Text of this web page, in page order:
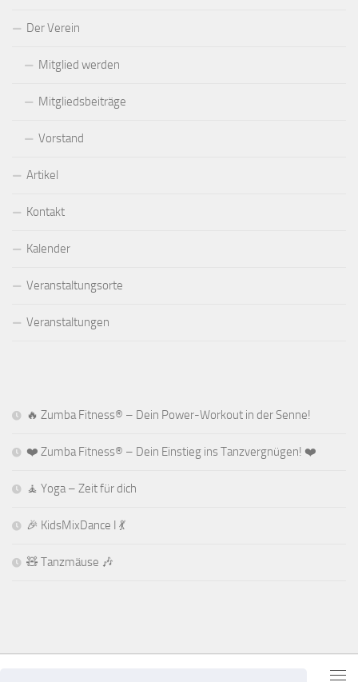
Der Verein
Mitglied werden
Mitgliedsbeiträge
Vorstand
Artikel
Kontakt
Kalender
Veranstaltungsorte
Veranstaltungen
🔥 Zumba Fitness® – Dein Power-Workout in der Senne!
❤️ Zumba Fitness® – Dein Einstieg ins Tanzvergnügen! ❤️
🧘 Yoga – Zeit für dich
🎉 KidsMixDance I 💃
🧸 Tanzmäuse 🎶